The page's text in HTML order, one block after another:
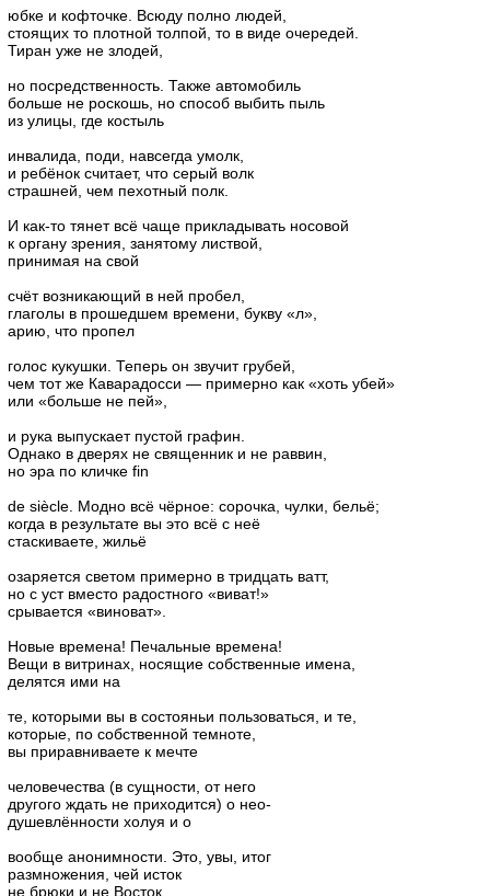
юбке и кофточке. Всюду полно людей,
стоящих то плотной толпой, то в виде очередей.
Тиран уже не злодей,
но посредственность. Также автомобиль
больше не роскошь, но способ выбить пыль
из улицы, где костыль
инвалида, поди, навсегда умолк,
и ребёнок считает, что серый волк
страшней, чем пехотный полк.
И как-то тянет всё чаще прикладывать носовой
к органу зрения, занятому листвой,
принимая на свой
счёт возникающий в ней пробел,
глаголы в прошедшем времени, букву «л»,
арию, что пропел
голос кукушки. Теперь он звучит грубей,
чем тот же Каварадосси — примерно как «хоть убей»
или «больше не пей»,
и рука выпускает пустой графин.
Однако в дверях не священник и не раввин,
но эра по кличке fin
de siècle. Модно всё чёрное: сорочка, чулки, бельё;
когда в результате вы это всё с неё
стаскиваете, жильё
озаряется светом примерно в тридцать ватт,
но с уст вместо радостного «виват!»
срывается «виноват».
Новые времена! Печальные времена!
Вещи в витринах, носящие собственные имена,
делятся ими на
те, которыми вы в состояньи пользоваться, и те,
которые, по собственной темноте,
вы приравниваете к мечте
человечества (в сущности, от него
другого ждать не приходится) о нео-
душевлённости холуя и о
вообще анонимности. Это, увы, итог
размножения, чей исток
не брюки и не Восток,